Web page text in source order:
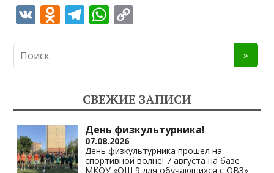
V O
o
as
s
ni
T
gr
a
m
W
s
A
p
p
y
Li
n
k
СВЕЖИЕ ЗАПИСИ
День физкультурника!
07.08.2026
День физкультурника прошел на
спортивной волне! 7 августа на базе
МКОУ «ОШ 9 для обучающихся с ОВЗ»